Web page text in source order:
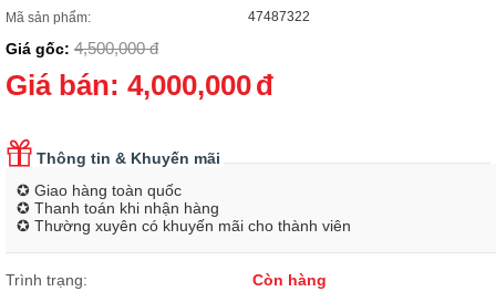
Mã sản phẩm: 47487322
Giá gốc: 4,500,000 đ
Giá bán: 4,000,000đ
Thông tin & Khuyến mãi
✪ Giao hàng toàn quốc
✪ Thanh toán khi nhận hàng
✪ Thường xuyên có khuyến mãi cho thành viên
Trình trạng: Còn hàng